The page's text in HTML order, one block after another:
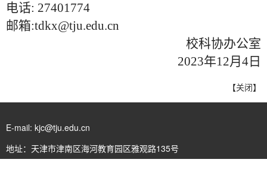
电话: 27401774
邮箱:tdkx@tju.edu.cn
校科协办公室
2023年12月4日
【关闭】
E-mail: kjc@tju.edu.cn
地址：天津市津南区海河教育园区雅观路135号